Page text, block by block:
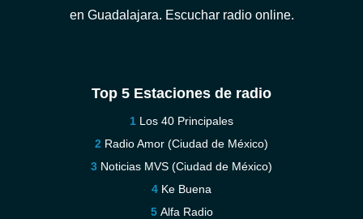
en Guadalajara. Escuchar radio online.
Top 5 Estaciones de radio
Los 40 Principales
Radio Amor (Ciudad de México)
Noticias MVS (Ciudad de México)
Ke Buena
Alfa Radio